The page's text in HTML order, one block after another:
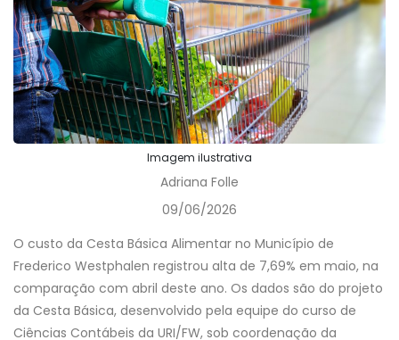
Imagem ilustrativa
Adriana Folle
09/06/2026
O custo da Cesta Básica Alimentar no Município de
Frederico Westphalen registrou alta de 7,69% em maio, na
comparação com abril deste ano. Os dados são do projeto
da Cesta Básica, desenvolvido pela equipe do curso de
Ciências Contábeis da URI/FW, sob coordenação da